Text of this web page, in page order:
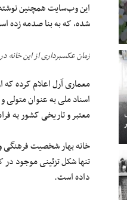
این وب‌سایت همچنین
شده، که به بنا صدمه زده
زمان عکسبرداری از این
معماری آرل اعلام کرده که
اسناد ملی به عنوان متولی
معتبر و تاریخی کشور به
خانه بهار شخصیت فرهنگی
تنها شکل تزئینی موجود
داده است.